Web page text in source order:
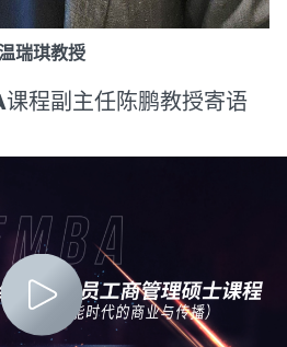
瑞琪教授
程副主任陈鹏教授寄语